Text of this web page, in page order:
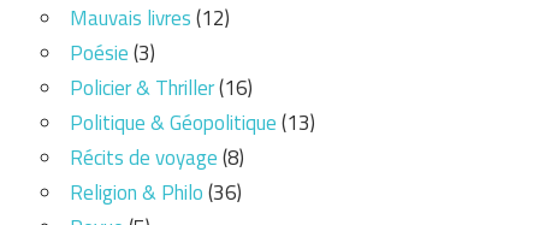
Mauvais livres(12)
Poésie(3)
Policier & Thriller(16)
Politique & Géopolitique(13)
Récits de voyage(8)
Religion & Philo(36)